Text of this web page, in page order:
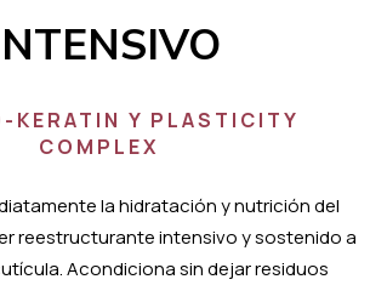
KERATIN Y PLASTICITY
COMPLEX
la hidratación y nutrición del
reestructurante intensivo y sostenido a
Acondiciona sin dejar residuos